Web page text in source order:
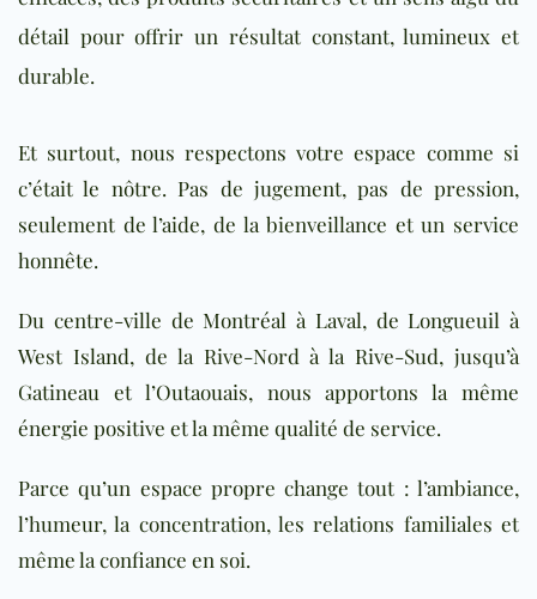
détail pour offrir un résultat constant, lumineux et
durable.
Et surtout, nous respectons votre espace comme si
c’était le nôtre. Pas de jugement, pas de pression,
seulement de l’aide, de la bienveillance et un service
honnête.
Du centre-ville de Montréal à Laval, de Longueuil à
West Island, de la Rive-Nord à la Rive-Sud, jusqu’à
Gatineau et l’Outaouais, nous apportons la même
énergie positive et la même qualité de service.
Parce qu’un espace propre change tout : l’ambiance,
l’humeur, la concentration, les relations familiales et
même la confiance en soi.